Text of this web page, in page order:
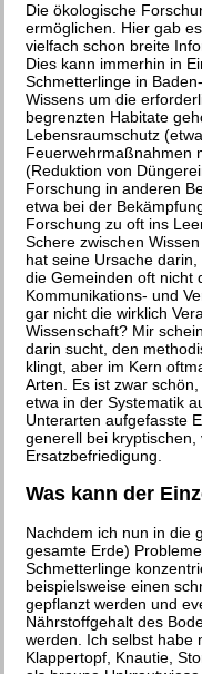
Die ökologische
ermöglichen. Hier gab
vielfach schon breite
Dies kann immerhin in
Schmetterlinge in
Wissens um die
begrenzten Habitate
Lebensraumschutz
Feuerwehrmaßnahmen
(Reduktion von
Forschung in anderen
etwa bei der
Forschung zu oft ins
Schere zwischen
hat seine Ursache
die Gemeinden oft nicht
Kommunikations- und
gar nicht die wirklich
Wissenschaft? Mir
darin sucht, den
klingt, aber im Kern
Arten. Es ist zwar
etwa in der Systematik
Unterarten aufgefasste
generell bei
Ersatzbefriedigung.
Was kann der
Nachdem ich nun in die
gesamte Erde)
Schmetterlinge
beispielsweise einen
gepflanzt werden und
Nährstoffgehalt des
werden. Ich selbst habe
Klappertopf, Knautie,